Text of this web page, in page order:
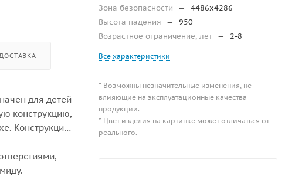
для детей
конструкцию,
Конструкция
Зона безопасности
—
4486х4286
Высота падения
—
950
Возрастное ограничение, лет — 2-8
Все характеристики
* Возможны незначительные изменения, не
влияющие на эксплуатационные качества
продукции.
* Цвет изделия на картинке может отличаться от
реального.